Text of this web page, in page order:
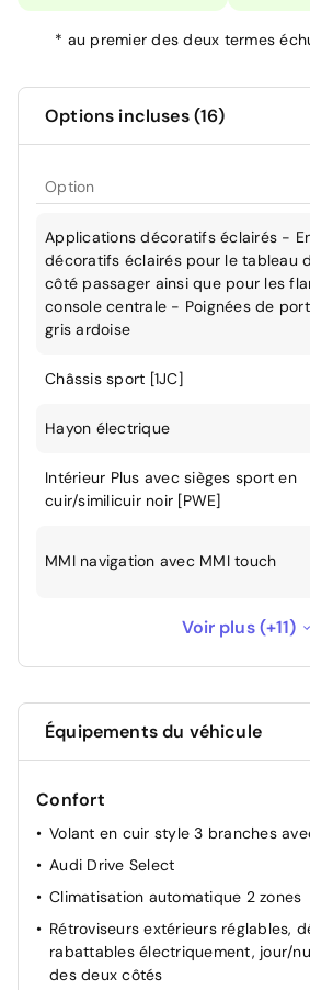
* au premier des deux termes
Options incluses (16)
Option
Applications décoratifs éclairés -
décoratifs éclairés pour le tableau
côté passager ainsi que pour les
console centrale - Poignées de
gris ardoise
Châssis sport [1JC]
Hayon électrique
Intérieur Plus avec sièges sport en
cuir/similicuir noir [PWE]
MMI navigation avec MMI touch
Pack "Shadow Look" - Boîtiers des
recul - Audi Parking System Plus
Pack Esthétique Noir Plus -
noir sur l'AV et l'AR du véhicule et
identification du modèle/moteur en
Pack Esthétique noir - apporte une
noire à l'extérieur, au niveau de l'Audi
Pack Extérieur S-Line - Pare-
arrière redessinés, extensions de
caisse, diffuseurs d'air sportifs -
Voir plus (+11)
Équipements du véhicule
Confort
Volant en cuir style 3 branches
Audi Drive Select
Climatisation automatique 2 zones
Rétroviseurs extérieurs réglables,
rabattables électriquement, jour/
des deux côtés